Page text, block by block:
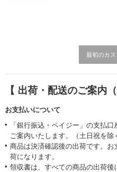
最初のカ
【 出荷・配送のご案内
お支払いについて
「銀行振込・ペイジー」の支払
ご案内いたします。（土日祝を除
商品は決済確認後の出荷です。
荷になります。
領収書は、すべての商品の出荷